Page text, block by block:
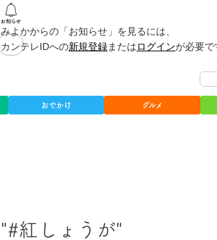
みよかからの「お知らせ」を見るには、
カンテレIDへの新規登録またはログインが必要
おでかけ グルメ
"#紅しょうが"